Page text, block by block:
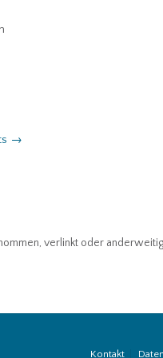
→
verlinkt oder
Kontakt